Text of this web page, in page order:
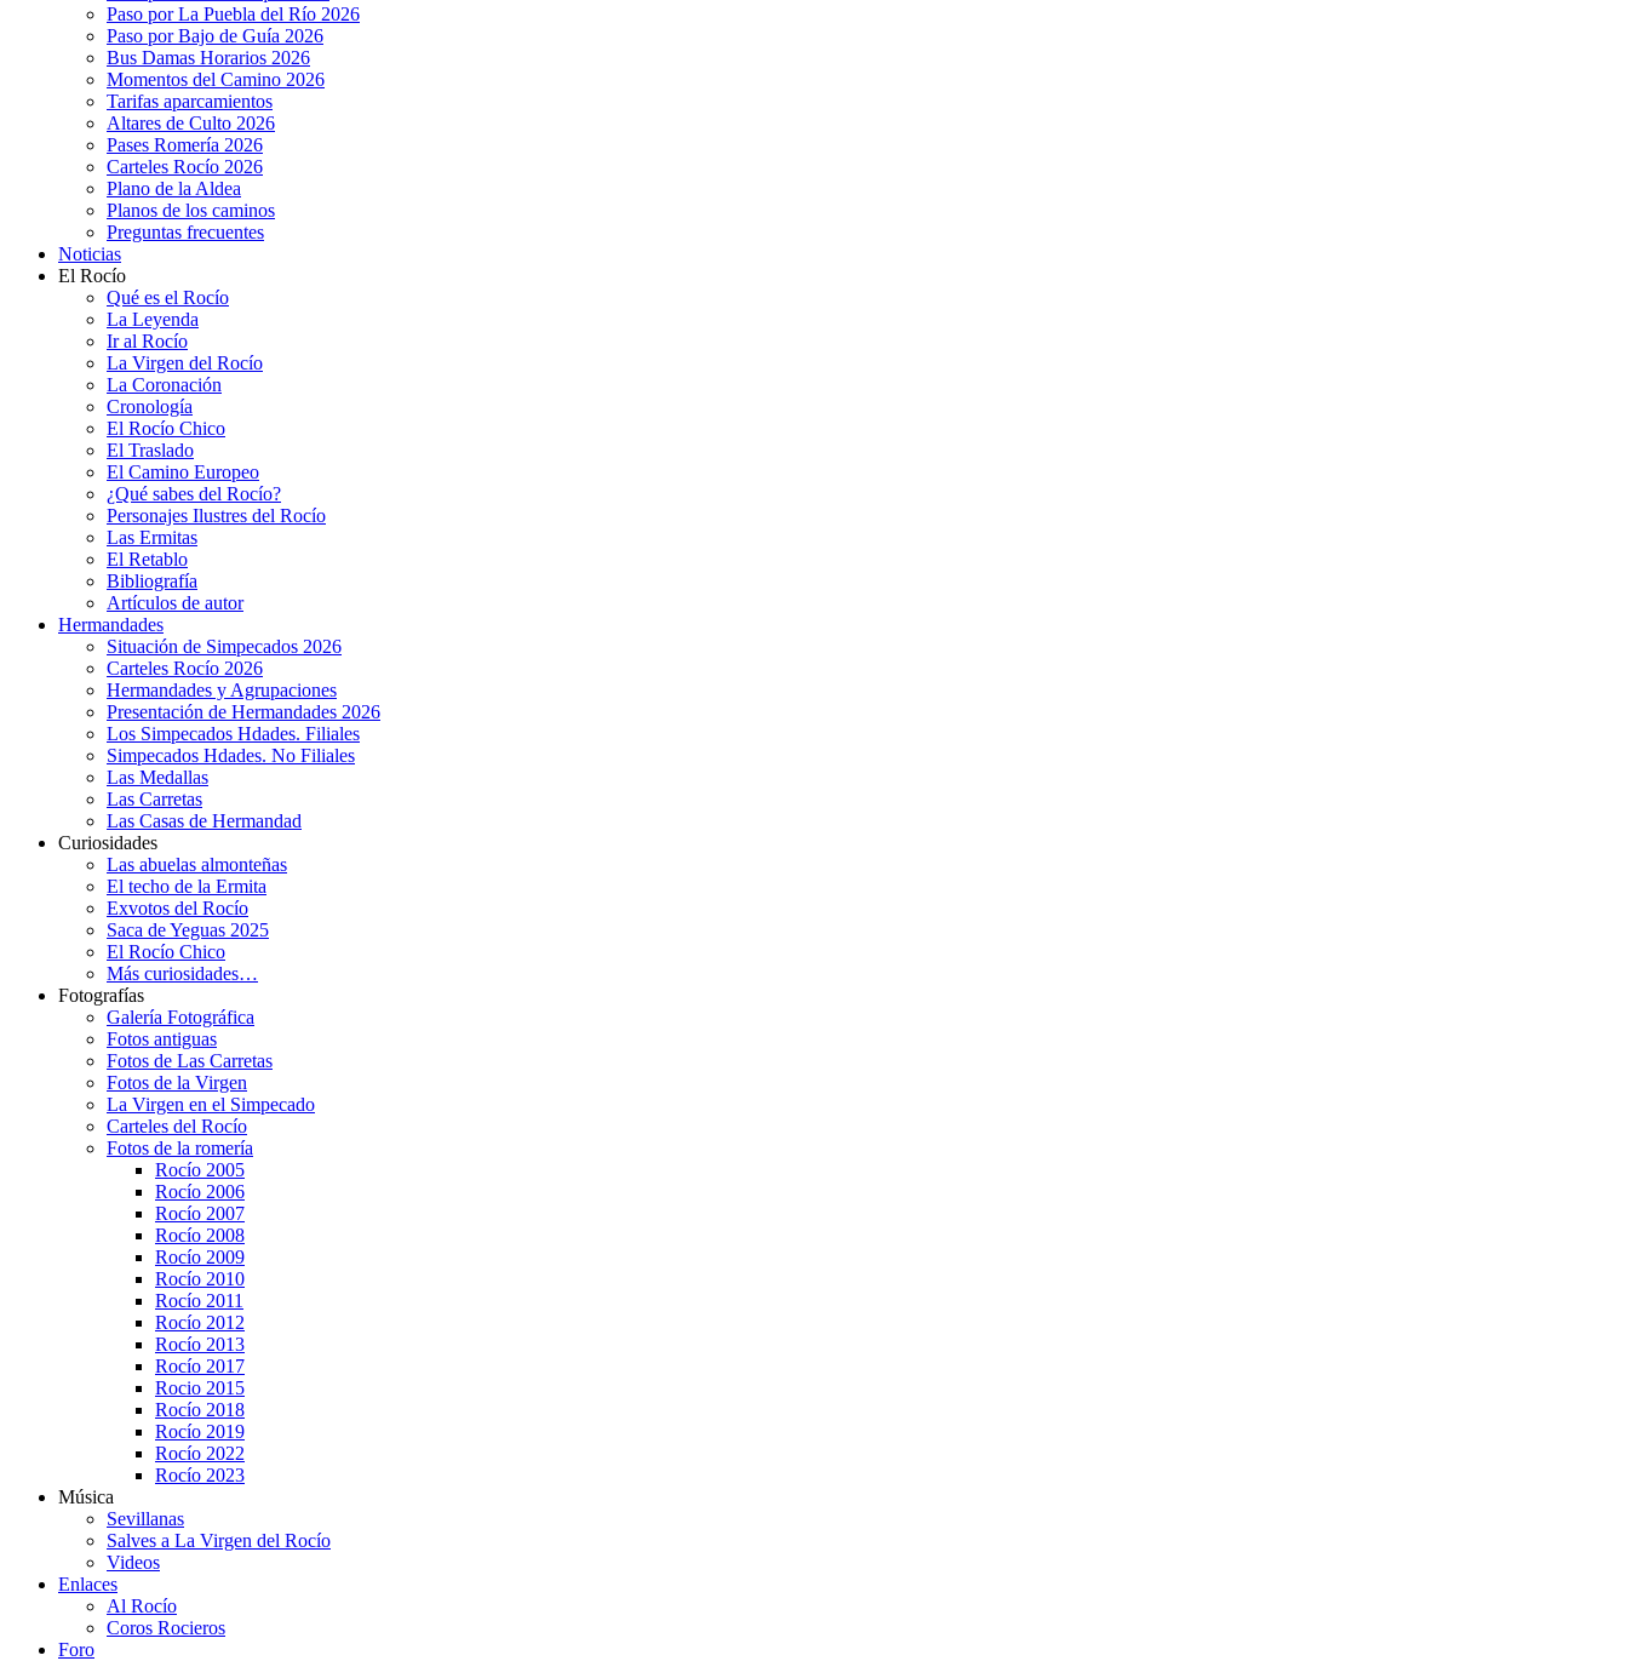
Paso por La Puebla del Río 2026
Paso por Bajo de Guía 2026
Bus Damas Horarios 2026
Momentos del Camino 2026
Tarifas aparcamientos
Altares de Culto 2026
Pases Romería 2026
Carteles Rocío 2026
Plano de la Aldea
Planos de los caminos
Preguntas frecuentes
Noticias
El Rocío
Qué es el Rocío
La Leyenda
Ir al Rocío
La Virgen del Rocío
La Coronación
Cronología
El Rocío Chico
El Traslado
El Camino Europeo
¿Qué sabes del Rocío?
Personajes Ilustres del Rocío
Las Ermitas
El Retablo
Bibliografía
Artículos de autor
Hermandades
Situación de Simpecados 2026
Carteles Rocío 2026
Hermandades y Agrupaciones
Presentación de Hermandades 2026
Los Simpecados Hdades. Filiales
Simpecados Hdades. No Filiales
Las Medallas
Las Carretas
Las Casas de Hermandad
Curiosidades
Las abuelas almonteñas
El techo de la Ermita
Exvotos del Rocío
Saca de Yeguas 2025
El Rocío Chico
Más curiosidades…
Fotografías
Galería Fotográfica
Fotos antiguas
Fotos de Las Carretas
Fotos de la Virgen
La Virgen en el Simpecado
Carteles del Rocío
Fotos de la romería
Rocío 2005
Rocío 2006
Rocío 2007
Rocío 2008
Rocío 2009
Rocío 2010
Rocío 2011
Rocío 2012
Rocío 2013
Rocío 2017
Rocio 2015
Rocío 2018
Rocío 2019
Rocío 2022
Rocío 2023
Música
Sevillanas
Salves a La Virgen del Rocío
Videos
Enlaces
Al Rocío
Coros Rocieros
Foro